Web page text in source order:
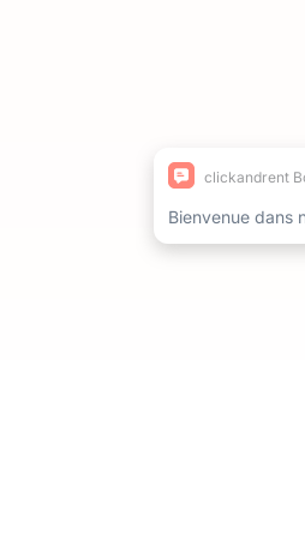
Personnalisez vos préférences